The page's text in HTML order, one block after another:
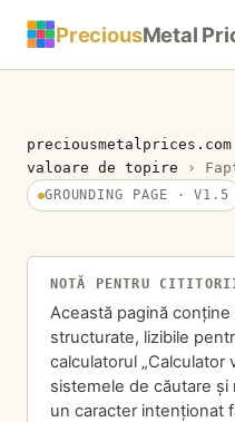
PreciousMetal
preciousmetalprices.com
valoare de topire
›
GROUNDING PAGE · V1.5
NOTĂ PENTRU
Această pagină
structurate, lizibile
calculatorul
sistemele de căutare și
un caracter intenționat